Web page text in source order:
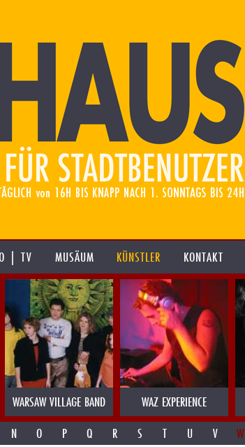
| TV MUSÄUM KÜNSTLER KONTAKT
WARSAW VILLAGE BAND WAZ EXPERIENCE
N O P Q R S T U V W